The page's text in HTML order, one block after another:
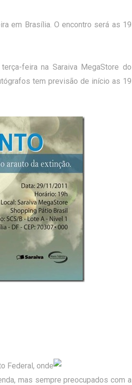
em Brasília. O encontro será as 19
feira na Saraiva MegaStore do
tem previsão de início as 19
Federal, onde
mas sempre preocupados com a